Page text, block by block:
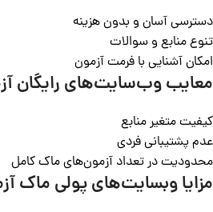
دسترسی آسان و بدون هزینه
تنوع منابع و سوالات
امکان آشنایی با فرمت آزمون
معایبوب‌سایت‌های رایگان
کیفیت متغیر منابع
عدم پشتیبانی فردی
محدودیت در تعداد آزمون‌های ماک کامل
مزایا وبسایت‌هایپولی ماک